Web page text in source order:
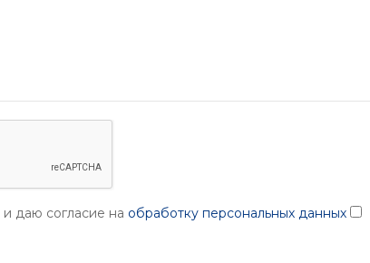
и даю согласие на обработку персональных данных